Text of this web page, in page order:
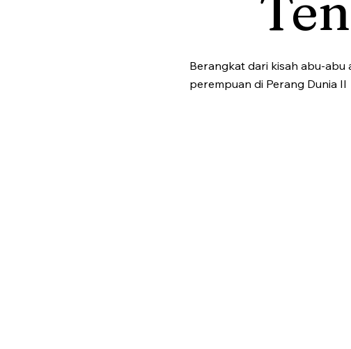
Berangkat dari kisah abu-
perempuan di Perang Dunia II